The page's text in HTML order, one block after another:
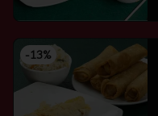
-13%